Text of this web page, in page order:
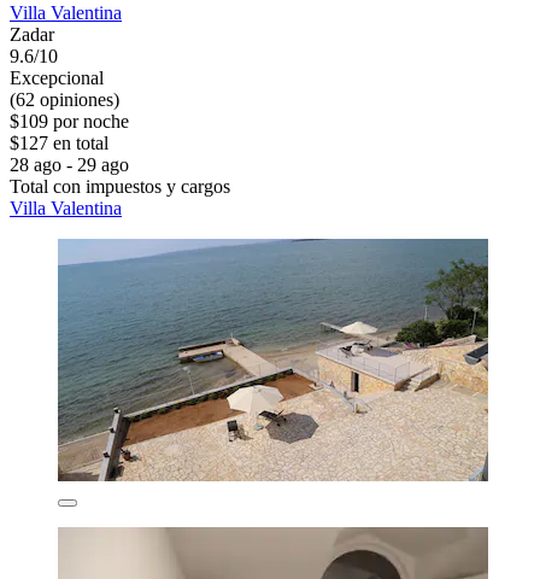
Villa Valentina
Zadar
9.6/10
Excepcional
(62 opiniones)
$109 por noche
$127 en total
28 ago - 29 ago
Total con impuestos y cargos
Villa Valentina